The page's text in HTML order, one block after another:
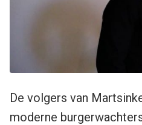
De volgers van
moderne